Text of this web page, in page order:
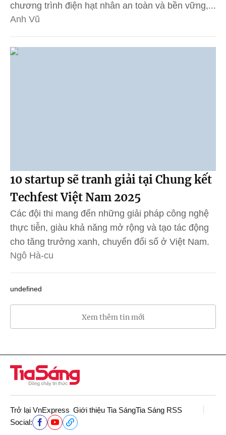
chương trình điện hạt nhân an toàn và bền vững,...
Anh Vũ
10 startup sẽ tranh giải tại Chung kết
Techfest Việt Nam 2025
Các đội thi mang đến những giải pháp công nghệ
thực tiễn, giàu khả năng mở rộng và tạo tác động
cho tăng trưởng xanh, chuyển đổi số ở Việt Nam.
Ngô Hà-cu
undefined
Xem thêm tin mới
Trở lại VnExpress Giới thiệu Tia SángTia Sáng RSS
Social: